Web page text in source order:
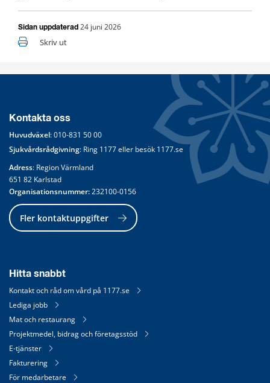
Sidan uppdaterad 24 juni 2026
Skriv ut
Kontakta oss
Huvudväxel: 010-831 50 00
Sjukvårdsrådgivning: Ring 1177 eller besök 1177.se
Adress: Region Värmland
651 82 Karlstad
Organisationsnummer: 232100-0156
Fler kontaktuppgifter
Hitta snabbt
Kontakt och råd om vård på 1177.se
Lediga jobb
Mat och restaurang
Projektmedel, bidrag och företagsstöd
E-tjänster
Fakturering
För medarbetare